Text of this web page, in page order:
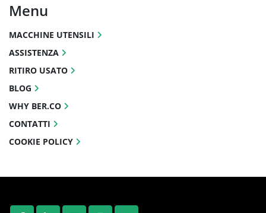
Menu
MACCHINE UTENSILI
ASSISTENZA
RITIRO USATO
BLOG
WHY BER.CO
CONTATTI
COOKIE POLICY